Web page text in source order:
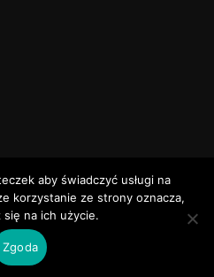
|ConsultStreet theme by
aby świadczyć usługi na
korzystanie ze strony oznacza,
się na ich użycie.
Zgoda